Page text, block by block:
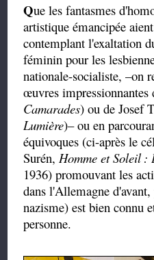
Que les fantasmes
artistique émancipée
contemplant l'exaltation
féminin pour les
nationale-socialiste, –on
œuvres
Camarades) ou de Josef
Lumière)– ou en
équivoques (ci-après le
Surén,Homme et Soleil:
1936) promouvant les
dans l'Allemagne
nazisme) est bien connu
personne.